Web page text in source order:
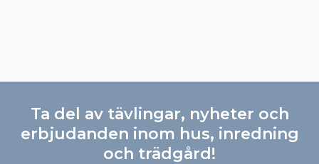
Ta del av tävlingar, nyheter och
erbjudanden inom hus, inredning
och trädgård!